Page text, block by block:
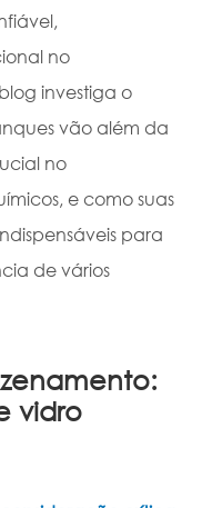
no
investiga o
vão além da
no
e como suas
para
de vários
vidro